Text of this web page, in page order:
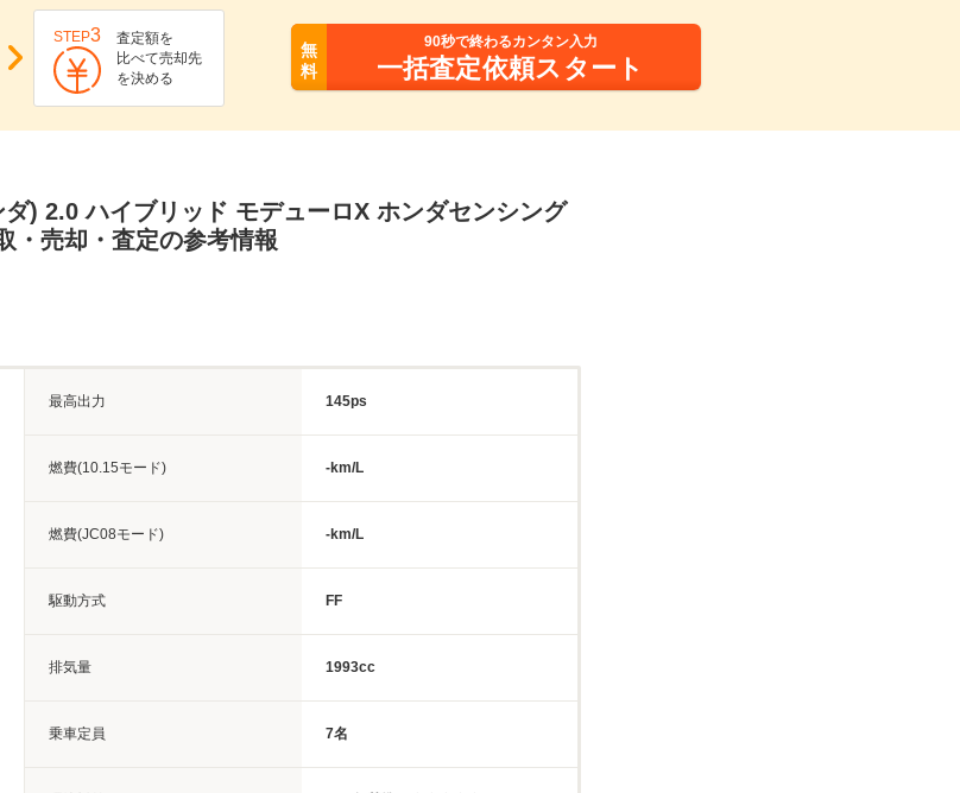
STEP3
査定額を
比べて売却先
を決める
無
料
90秒で終わるカンタン入力
一括査定依頼スタート
) 2.0 ハイブリッド モデューロX ホンダセンシング
・売却・査定の参考情報
最高出力 145ps
燃費(10.15モード) -km/L
燃費(JC08モード) -km/L
駆動方式 FF
排気量 1993cc
乗車定員 7名